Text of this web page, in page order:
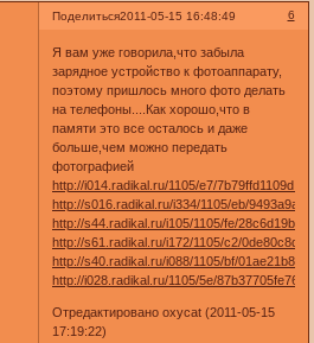
Поделиться 6
2011-05-15 16:48:49
Я вам уже говорила,что забыла
зарядное устройство к фотоаппарату,
поэтому пришлось много фото делать
на телефоны....Как хорошо,что в
памяти это все осталось и даже
больше,чем можно передать
фотографией
http://i014.radikal.ru/1105/e7/7b79ffd1109d.jpg
http://s016.radikal.ru/i334/1105/eb/
http://s44.radikal.ru/i105/1105/fe/
http://s61.radikal.ru/i172/1105/c2/
http://s40.radikal.ru/i088/1105/bf/
http://i028.radikal.ru/1105/5e/
Отредактировано oxycat (2011-05-15
17:19:22)